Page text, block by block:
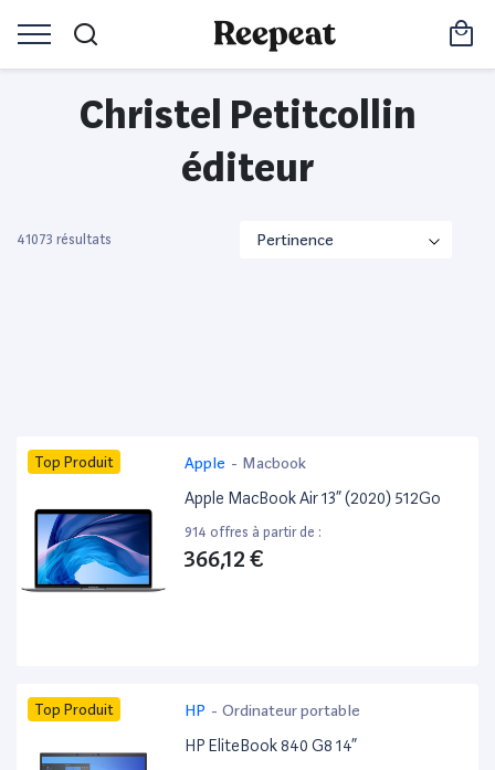
Christel Petitcollin
éditeur
41073 résultats
Top Produit Apple - Macbook
Apple MacBook Air 13” (2020) 512Go
914 offres à partir de :
366,12 €
Top Produit HP - Ordinateur portable
HP EliteBook 840 G8 14”